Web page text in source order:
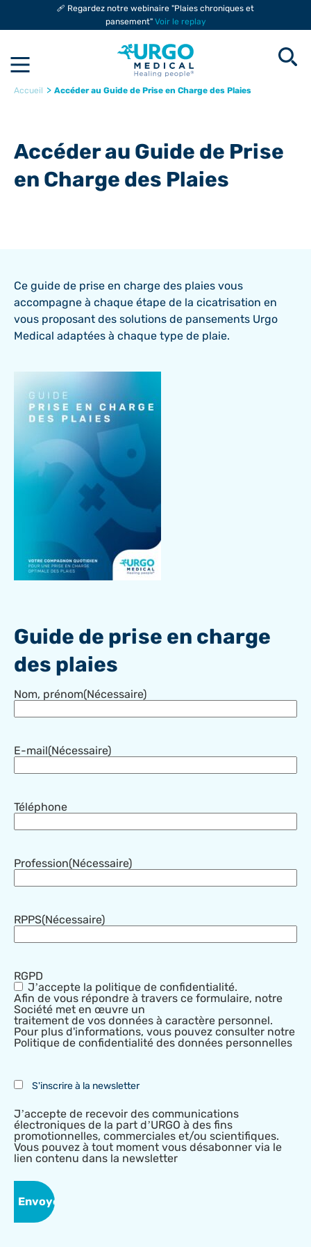
🩹 Regardez notre webinaire "Plaies chroniques et
pansement" Voir le replay
Accueil > Accéder au Guide de Prise en Charge des Plaies
Accéder au Guide de Prise
en Charge des Plaies
Ce guide de prise en charge des plaies vous
accompagne à chaque étape de la cicatrisation en
vous proposant des solutions de pansements Urgo
Medical adaptées à chaque type de plaie.
Guide de prise en charge
des plaies
Nom, prénom(Nécessaire)
E-mail(Nécessaire)
Téléphone
Profession(Nécessaire)
RPPS(Nécessaire)
RGPD
J’accepte la politique de confidentialité.
Afin de vous répondre à travers ce formulaire, notre
Société met en œuvre un
traitement de vos données à caractère personnel.
Pour plus d'informations, vous pouvez consulter notre
Politique de confidentialité des données personnelles
S'inscrire à la newsletter
J’accepte de recevoir des communications
électroniques de la part d’URGO à des fins
promotionnelles, commerciales et/ou scientifiques.
Vous pouvez à tout moment vous désabonner via le
lien contenu dans la newsletter